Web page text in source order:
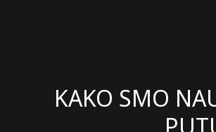
KAKO SMO